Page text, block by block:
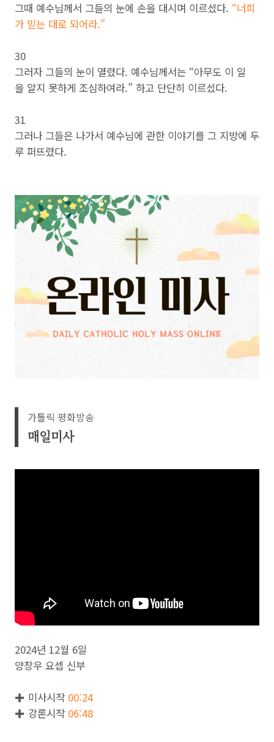
그때 예수님께서 그들의 눈에 손을 대시며 이르셨다. “너희
가 믿는 대로 되어라.”
30
그러자 그들의 눈이 열렸다. 예수님께서는 “아무도 이 일
을 알지 못하게 조심하여라.” 하고 단단히 이르셨다.
31
그러나 그들은 나가서 예수님에 관한 이야기를 그 지방에 두
루 퍼뜨렸다.
가톨릭 평화방송
매일미사
2024년 12월 6일
양창우 요셉 신부
✚ 미사시작 00:24
✚ 강론시작 06:48